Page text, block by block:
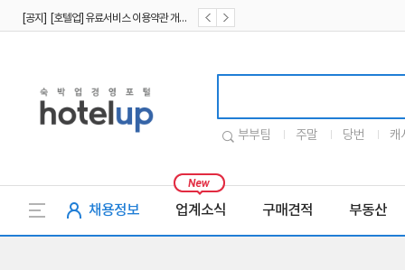
부부팀 주말 당번 캐
채용정보 업계소식 구매견적 부동산